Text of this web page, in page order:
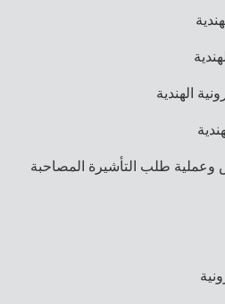
الهندية
وعملية طلب التأشيرة المصاحبة